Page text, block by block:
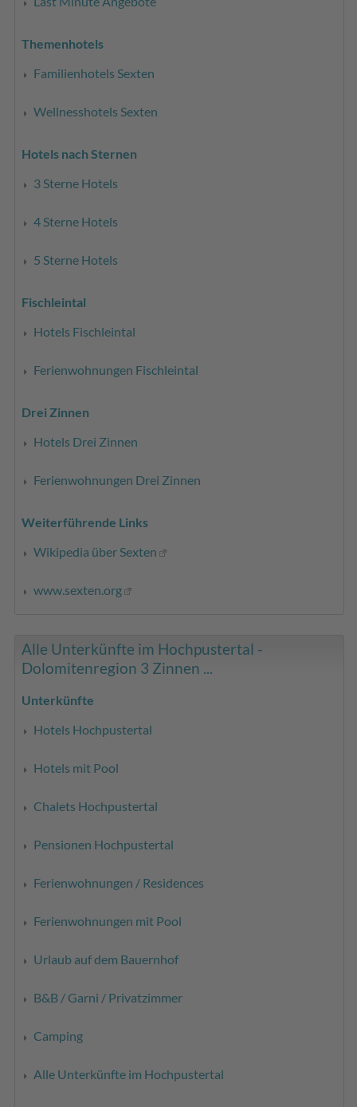
Themenhotels
Familienhotels Sexten
Wellnesshotels Sexten
Hotels nach Sternen
3 Sterne Hotels
4 Sterne Hotels
5 Sterne Hotels
Fischleintal
Hotels Fischleintal
Ferienwohnungen Fischleintal
Drei Zinnen
Hotels Drei Zinnen
Ferienwohnungen Drei Zinnen
Weiterführende Links
Wikipedia über Sexten
www.sexten.org
Alle Unterkünfte im Hochpustertal -
Dolomitenregion 3 Zinnen ...
Unterkünfte
Hotels Hochpustertal
Hotels mit Pool
Chalets Hochpustertal
Pensionen Hochpustertal
Ferienwohnungen / Residences
Ferienwohnungen mit Pool
Urlaub auf dem Bauernhof
B&B / Garni / Privatzimmer
Camping
Alle Unterkünfte im Hochpustertal